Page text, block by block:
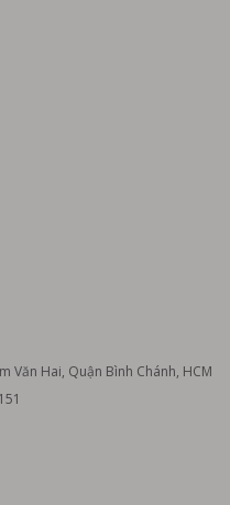
Văn Hai, Quận Bình Chánh, HCM